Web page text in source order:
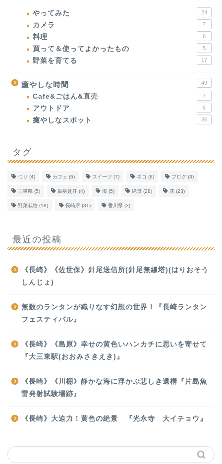
やってみた 24
カメラ 7
料理 6
買って＆使ってよかったもの 5
野菜を育てる 17
癒やしな時間 49
Cafe&ごはん&直売 7
アウトドア 5
癒やしなスポット 35
タグ
つり (4) カフェ (5) スイーツ (7) ネコ (6) ブログ (3)
三重県 (5) 単身赴任 (4) 海 (5) 絶景 (28) 花 (23)
野菜栽培 (18) 長崎県 (31) 香川県 (3)
最近の投稿
《長崎》《佐世保》針尾送信所(針尾無線塔)(はりおそう
しんじょ)
無数のランタンが織りなす幻想の世界！『長崎ランタン
フェスティバル』
《長崎》《島原》幸せの黄色いハンカチに思いを寄せて
『大三東駅(おおみさきえき)』
《長崎》《川棚》静かな海に浮かぶ悲しき遺構『片島魚
雷発射試験場跡』
《長崎》大迫力！黄色の絶景 『光永寺 大イチョウ』